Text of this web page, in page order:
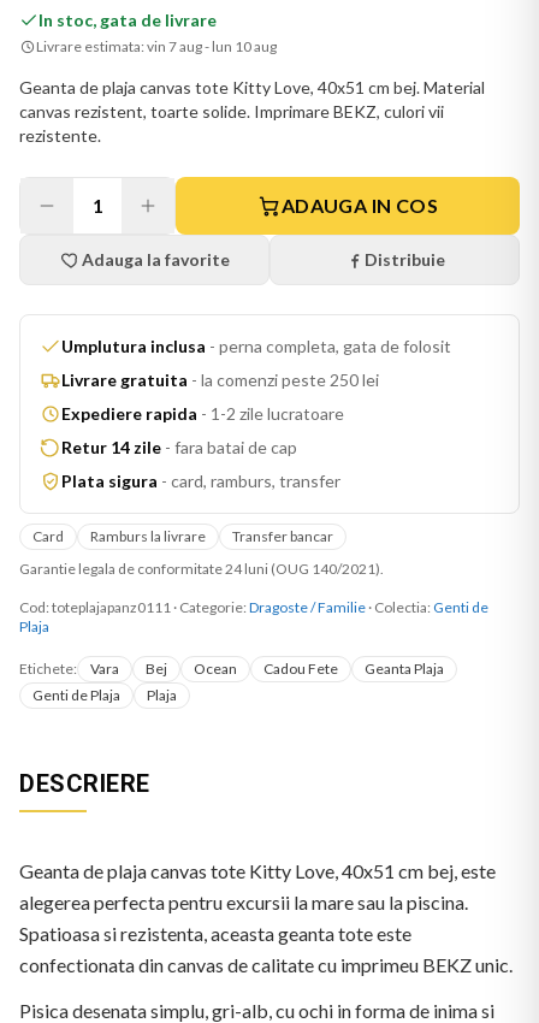
In stoc, gata de livrare
Livrare estimata: vin 7 aug - lun 10 aug
Geanta de plaja canvas tote Kitty Love, 40x51 cm bej. Material
canvas rezistent, toarte solide. Imprimare BEKZ, culori vii
rezistente.
1 ADAUGA IN COS
Adauga la favorite Distribuie
Umplutura inclusa - perna completa, gata de folosit
Livrare gratuita - la comenzi peste 250 lei
Expediere rapida - 1-2 zile lucratoare
Retur 14 zile - fara batai de cap
Plata sigura - card, ramburs, transfer
Card Ramburs la livrare
Transfer bancar
Garantie legala de conformitate 24 luni (OUG 140/2021).
Cod: toteplajapanz0111 · Categorie: Dragoste / Familie · Colectia: Genti de
Plaja
Etichete: Vara Bej Ocean Cadou Fete
Geanta Plaja
Genti de Plaja
Plaja
DESCRIERE
Geanta de plaja canvas tote Kitty Love, 40x51 cm bej, este
alegerea perfecta pentru excursii la mare sau la piscina.
Spatioasa si rezistenta, aceasta geanta tote este
confectionata din canvas de calitate cu imprimeu BEKZ unic.
Pisica desenata simplu, gri-alb, cu ochi in forma de inima si